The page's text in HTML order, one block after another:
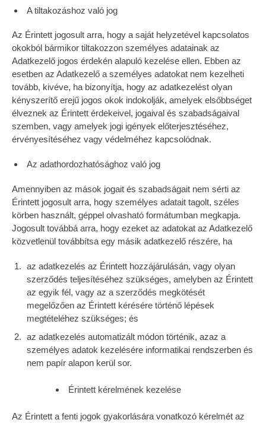
A tiltakozáshoz való jog
Az Érintett jogosult arra, hogy a saját helyzetével kapcsolatos
okokból bármikor tiltakozzon személyes adatainak az
Adatkezelő jogos érdekén alapuló kezelése ellen. Ebben az
esetben az Adatkezelő a személyes adatokat nem kezelheti
tovább, kivéve, ha bizonyítja, hogy az adatkezelést olyan
kényszerítő erejű jogos okok indokolják, amelyek elsőbbséget
élveznek az Érintett érdekeivel, jogaival és szabadságaival
szemben, vagy amelyek jogi igények előterjesztéséhez,
érvényesítéséhez vagy védelméhez kapcsolódnak.
Az adathordozhatósághoz való jog
Amennyiben az mások jogait és szabadságait nem sérti az
Érintett jogosult arra, hogy személyes adatait tagolt, széles
körben használt, géppel olvasható formátumban megkapja.
Jogosult továbbá arra, hogy ezeket az adatokat az Adatkezelő
közvetlenül továbbítsa egy másik adatkezelő részére, ha
az adatkezelés az Érintett hozzájárulásán, vagy olyan
szerződés teljesítéséhez szükséges, amelyben az Érintett
az egyik fél, vagy az a szerződés megkötését
megelőzően az Érintett kérésére történő lépések
megtételéhez szükséges; és
az adatkezelés automatizált módon történik, azaz a
személyes adatok kezelésére informatikai rendszerben és
nem papír alapon kerül sor.
Érintett kérelmének kezelése
Az Érintett a fenti jogok gyakorlására vonatkozó kérelmét az